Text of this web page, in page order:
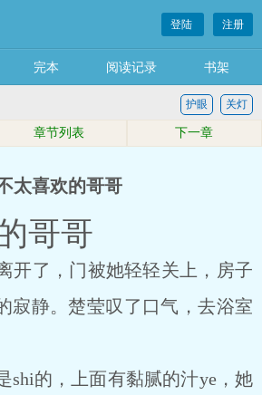
登陆 注册
完本 阅读记录 书架
关灯
护眼
章节列表 下一章
太喜欢的哥哥
哥哥
了，门被她轻轻关上，房子
寂静。楚莹叹了口气，去浴室
的，上面有黏腻的汁ye，她